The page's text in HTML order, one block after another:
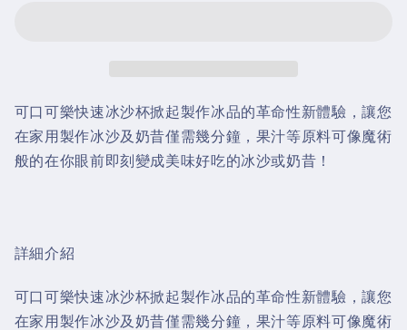
可口可樂快速冰沙杯掀起製作冰品的革命性新體驗，讓您
在家用製作冰沙及奶昔僅需幾分鐘，果汁等原料可像魔術
般的在你眼前即刻變成美味好吃的冰沙或奶昔！
詳細介紹
可口可樂快速冰沙杯掀起製作冰品的革命性新體驗，讓您
在家用製作冰沙及奶昔僅需幾分鐘，果汁等原料可像魔術